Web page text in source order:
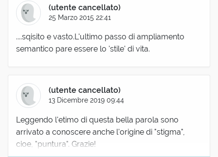
(utente cancellato)
25 Marzo 2015 22:41
....sqisito e vasto.L'ultimo passo di ampliamento
semantico pare essere lo 'stile' di vita.
(utente cancellato)
13 Dicembre 2019 09:44
Leggendo l'etimo di questa bella parola sono
arrivato a conoscere anche l'origine di "stigma",
cioe, "puntura". Grazie!